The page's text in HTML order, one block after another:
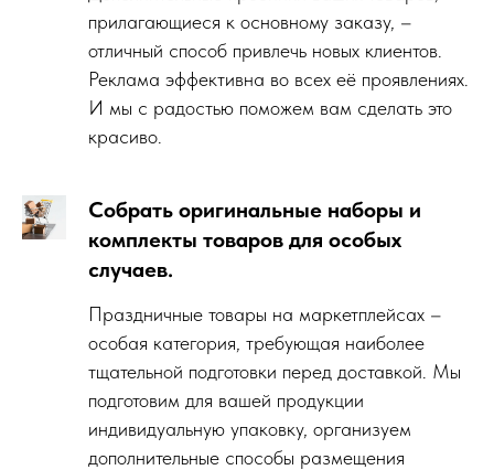
прилагающиеся к основному заказу, –
отличный способ привлечь новых клиентов.
Реклама эффективна во всех её проявлениях.
И мы с радостью поможем вам сделать это
красиво.
Собрать оригинальные наборы и
комплекты товаров для особых
случаев.
Праздничные товары на маркетплейсах –
особая категория, требующая наиболее
тщательной подготовки перед доставкой. Мы
подготовим для вашей продукции
индивидуальную упаковку, организуем
дополнительные способы размещения